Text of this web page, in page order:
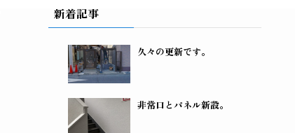
新着記事
久々の更新です。
非常口とパネル新設。